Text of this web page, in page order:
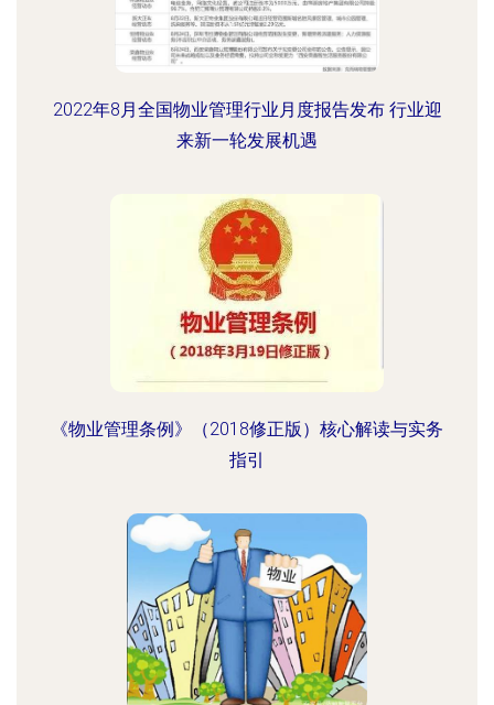
2022年8月全国物业管理行业月度报告发布 行业迎
来新一轮发展机遇
《物业管理条例》（2018修正版）核心解读与实务
指引